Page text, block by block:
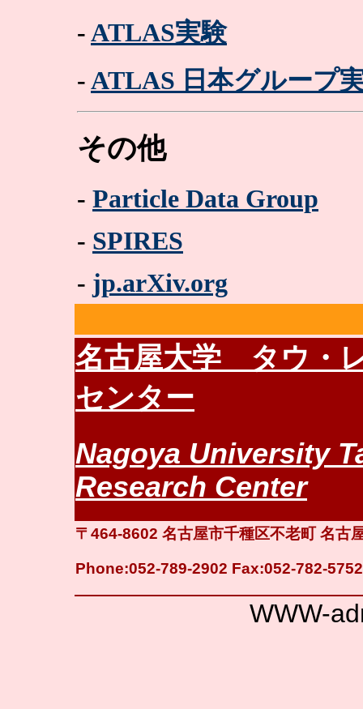
- ATLAS実験
- ATLAS 日本グループ
その他
- Particle Data Group
- SPIRES
- jp.arXiv.org
名古屋大学 タウ・
センター
Nagoya University
Research Center
〒464-8602 名古屋市千種区不老町 名古
Phone:052-789-2902 Fax:052-782-5752
WWW-